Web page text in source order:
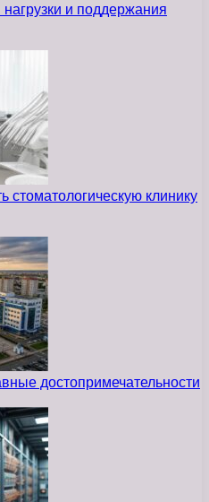
и поддержания
стоматологическую клинику
достопримечательности